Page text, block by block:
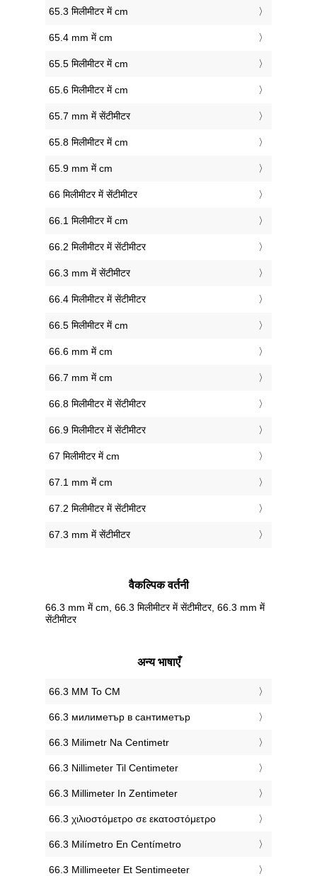
65.3 मिलीमीटर में cm
65.4 mm में cm
65.5 मिलीमीटर में cm
65.6 मिलीमीटर में cm
65.7 mm में सेंटीमीटर
65.8 मिलीमीटर में cm
65.9 mm में cm
66 मिलीमीटर में सेंटीमीटर
66.1 मिलीमीटर में cm
66.2 मिलीमीटर में सेंटीमीटर
66.3 mm में सेंटीमीटर
66.4 मिलीमीटर में सेंटीमीटर
66.5 मिलीमीटर में cm
66.6 mm में cm
66.7 mm में cm
66.8 मिलीमीटर में सेंटीमीटर
66.9 मिलीमीटर में सेंटीमीटर
67 मिलीमीटर में cm
67.1 mm में cm
67.2 मिलीमीटर में सेंटीमीटर
67.3 mm में सेंटीमीटर
वैकल्पिक वर्तनी
66.3 mm में cm, 66.3 मिलीमीटर में सेंटीमीटर, 66.3 mm में
सेंटीमीटर
अन्य भाषाएँ
‎66.3 MM To CM
‎66.3 милиметър в сантиметър
‎66.3 Milimetr Na Centimetr
‎66.3 Nillimeter Til Centimeter
‎66.3 Millimeter In Zentimeter
‎66.3 χιλιοστόμετρο σε εκατοστόμετρο
‎66.3 Milímetro En Centímetro
‎66.3 Millimeeter Et Sentimeeter